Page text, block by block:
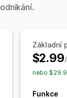
Základní
$2.99
nebo
Funkce